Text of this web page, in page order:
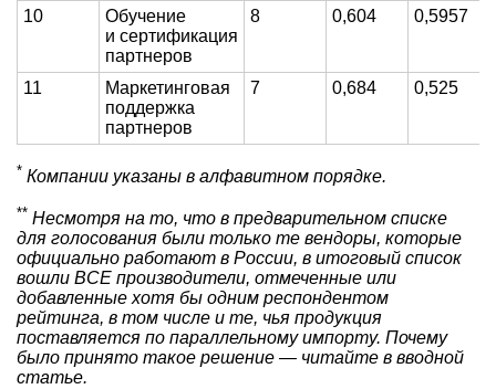
10
Обучение
и сертификация
партнеров
8 0,604 0,5957
11
Маркетинговая
поддержка
партнеров
7 0,684 0,525
* Компании указаны в алфавитном порядке.
** Несмотря на то, что в предварительном списке
для голосования были только те вендоры, которые
официально работают в России, в итоговый список
вошли ВСЕ производители, отмеченные или
добавленные хотя бы одним респондентом
рейтинга, в том числе и те, чья продукция
поставляется по параллельному импорту. Почему
было принято такое решение — читайте в вводной
статье.